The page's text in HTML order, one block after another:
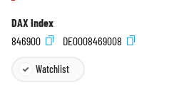
DAX Index
846900
DE0008469008
Watchlist